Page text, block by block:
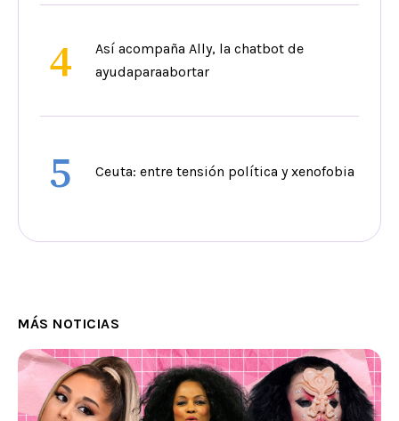
4
Así acompaña Ally, la chatbot de
ayudaparaabortar
5 Ceuta: entre tensión política y xenofobia
MÁS NOTICIAS